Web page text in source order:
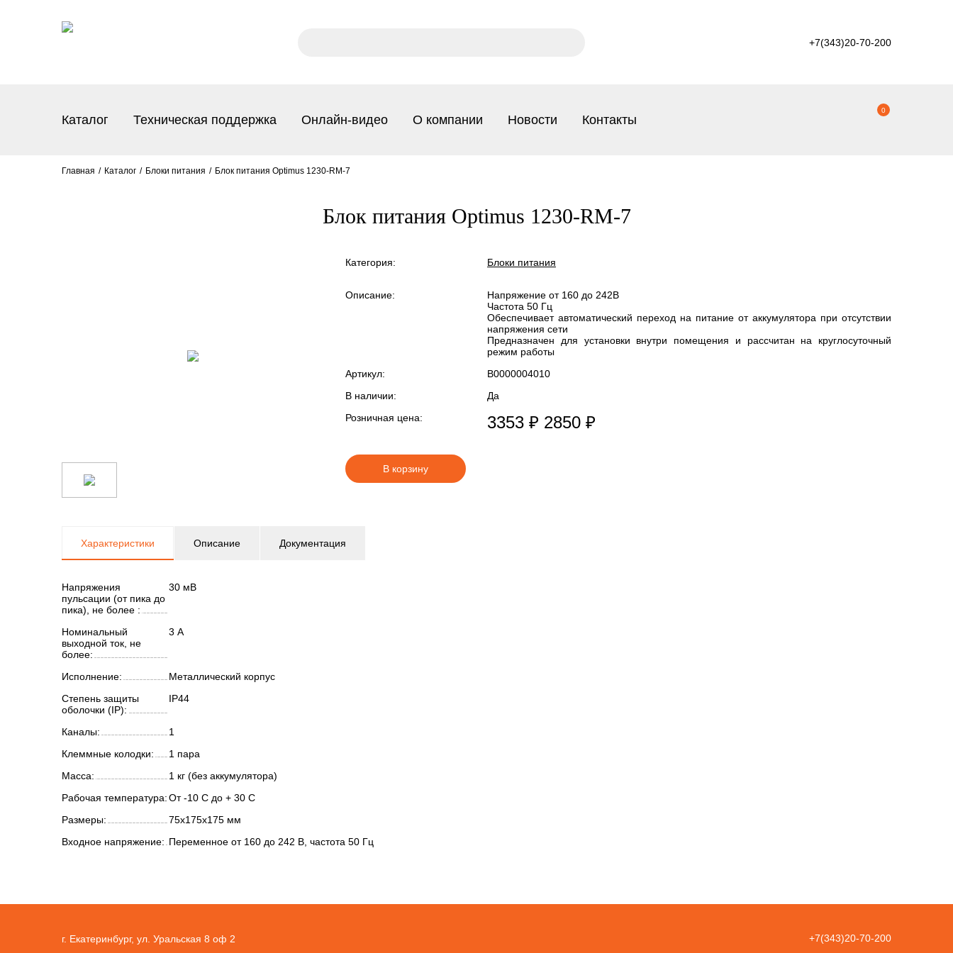
+7(343)20-70-200
Каталог Техническая поддержка Онлайн-видео О компании Новости Контакты
0
Главная Каталог Блоки питания Блок питания Optimus 1230-RM-7
Блок питания Optimus 1230-RM-7
Категория: Блоки питания
Описание:
Напряжение от 160 до 242В
Частота 50 Гц
Обеспечивает автоматический переход на питание от аккумулятора при отсутствии
напряжения сети
Предназначен для установки внутри помещения и рассчитан на круглосуточный
режим работы
Артикул:
В0000004010
В наличии:
Да
Розничная цена:
3353 ₽ 2850 ₽
В корзину
Характеристики Описание Документация
Напряжения
пульсации (от пика до
пика), не более :
30 мВ
Номинальный
выходной ток, не
более:
3 А
Исполнение:
Металлический корпус
Степень защиты
оболочки (IP):
IP44
Каналы:
1
Клеммные колодки:
1 пара
Масса:
1 кг (без аккумулятора)
Рабочая температура:От -10 С до + 30 С
Размеры:
75х175х175 мм
Входное напряжение: Переменное от 160 до 242 В, частота 50 Гц
г. Екатеринбург, ул. Уральская 8 оф 2 +7(343)20-70-200